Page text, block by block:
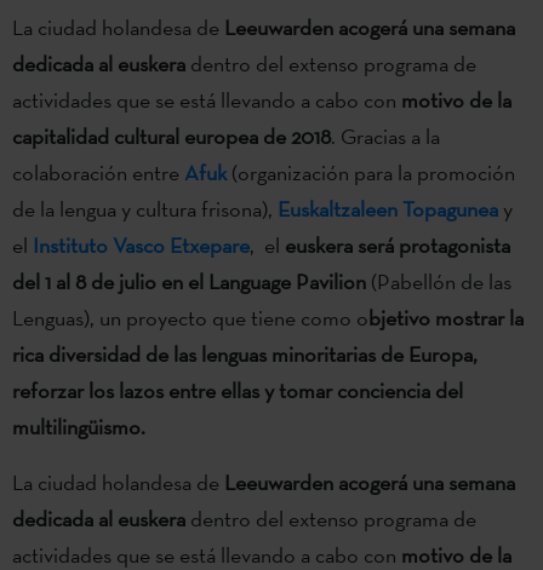
La ciudad holandesa de Leeuwarden acogerá una semana
dedicada al euskera dentro del extenso programa de
actividades que se está llevando a cabo con motivo de la
capitalidad cultural europea de 2018. Gracias a la
colaboración entre Afuk (organización para la promoción
de la lengua y cultura frisona), Euskaltzaleen Topagunea y
el Instituto Vasco Etxepare, el euskera será protagonista
del 1 al 8 de julio en el Language Pavilion (Pabellón de las
Lenguas), un proyecto que tiene como objetivo mostrar la
rica diversidad de las lenguas minoritarias de Europa,
reforzar los lazos entre ellas y tomar conciencia del
multilingüismo.
La ciudad holandesa de Leeuwarden acogerá una semana
dedicada al euskera dentro del extenso programa de
actividades que se está llevando a cabo con motivo de la